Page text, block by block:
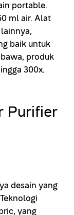
portable.
ml air. Alat
baik untuk
produk
300x.
Purifier
desain yang
yang